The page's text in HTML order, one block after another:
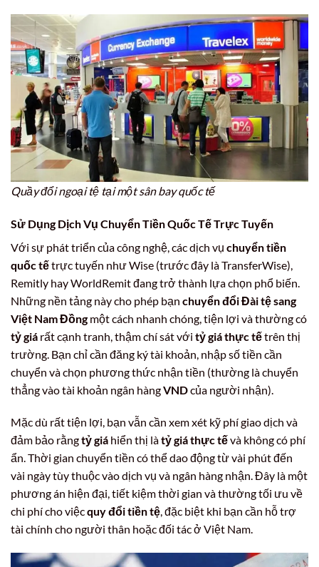
Quầy đổi ngoại tệ tại một sân bay quốc tế
Sử Dụng Dịch Vụ Chuyển Tiền Quốc Tế Trực Tuyến
Với sự phát triển của công nghệ, các dịch vụ chuyển tiền
quốc tếtrực tuyến như Wise (trước đây là TransferWise),
Remitly hay WorldRemit đang trở thành lựa chọn phổ biến.
Những nền tảng này cho phép bạn chuyển đổi Đài tệ sang
Việt Nam Đồngmột cách nhanh chóng, tiện lợi và thường có
tỷ giá rất cạnh tranh, thậm chí sát với tỷ giá thực tếtrên thị
trường. Bạn chỉ cần đăng ký tài khoản, nhập số tiền cần
chuyển và chọn phương thức nhận tiền (thường là chuyển
thẳng vào tài khoản ngân hàngVNDcủa người nhận).
Mặc dù rất tiện lợi, bạn vẫn cần xem xét kỹ phí giao dịch và
đảm bảo rằngtỷ giá hiển thị làtỷ giá thực tếvà không có phí
ẩn. Thời gian chuyển tiền có thể dao động từ vài phút đến
vài ngày tùy thuộc vào dịch vụ và ngân hàng nhận. Đây là một
phương án hiện đại, tiết kiệm thời gian và thường tối ưu về
chi phí cho việcquy đổi tiền tệ, đặc biệt khi bạn cần hỗ trợ
tài chính cho người thân hoặc đối tác ở Việt Nam.